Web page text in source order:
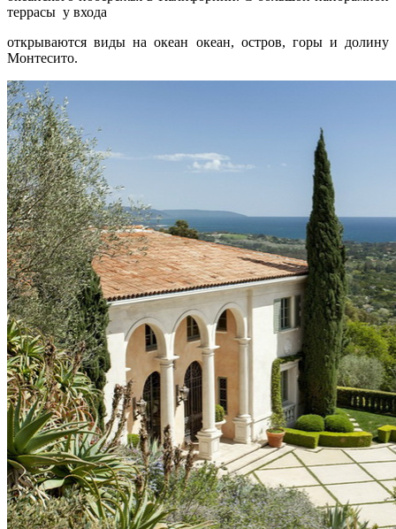
террасы у входа
открываются виды на океан океан, остров, горы и долину
Монтесито.